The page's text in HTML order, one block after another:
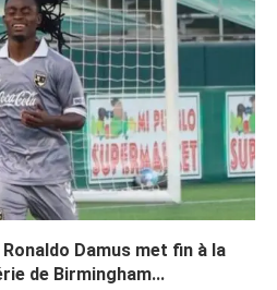
Damus met fin à la
de Birmingham...